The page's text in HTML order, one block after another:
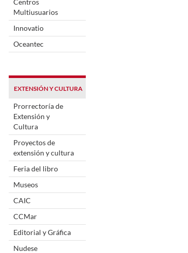
Multiusuarios
Innovatio
Oceantec
EXTENSIÓN Y CULTURA
Prorrectoría de
Extensión y
Cultura
Proyectos de
extensión y cultura
Feria del libro
Museos
CAIC
CCMar
Editorial y Gráfica
Nudese